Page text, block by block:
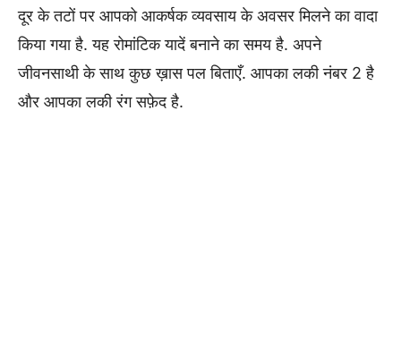
दूर के तटों पर आपको आकर्षक व्यवसाय के अवसर मिलने का वादा
किया गया है. यह रोमांटिक यादें बनाने का समय है. अपने
जीवनसाथी के साथ कुछ ख़ास पल बिताएँ. आपका लकी नंबर 2 है
और आपका लकी रंग सफ़ेद है.